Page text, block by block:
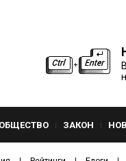
ОБЩЕСТВО ЗАКОН